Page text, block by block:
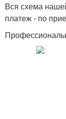
Вся схема
платеж - по